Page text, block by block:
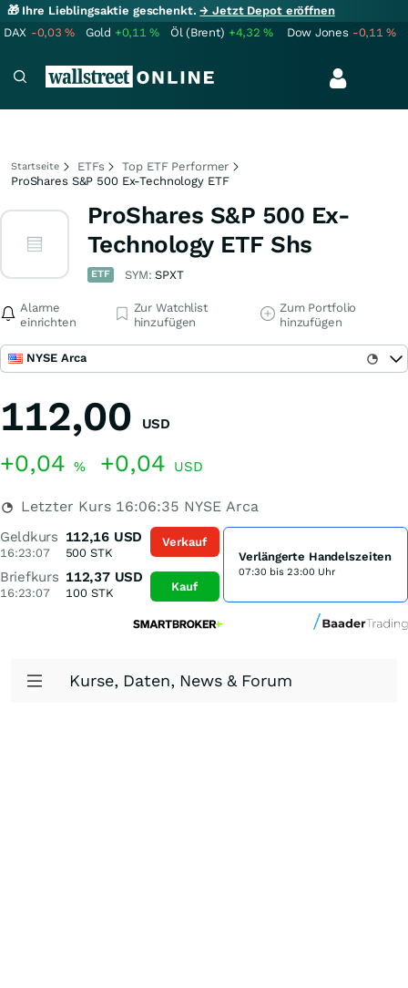
🎁 Ihre Lieblingsaktie geschenkt.→ Jetzt Depot eröffnen
DAX -0,03% Gold +0,11% Öl (Brent) +4,32% Dow Jones -0,11%
Startseite ETFs
Top ETF Performer
ProShares S&P 500 Ex-Technology ETF
ProShares S&P 500 Ex-
Technology ETF Shs
ETF SYM:SPXT
Alarme
einrichten
Zur Watchlist
hinzufügen
Zum Portfolio
hinzufügen
NYSE Arca
112,00 USD
+0,04 % +0,04 USD
Letzter Kurs 16:06:35 NYSE Arca
Geldkurs
16:23:07
112,16 USD
500 STK
Briefkurs
16:23:07
112,37 USD
100STK
Verkauf
Kauf
Verlängerte Handelszeiten
07:30 bis 23:00 Uhr
Kurse, Daten, News & Forum